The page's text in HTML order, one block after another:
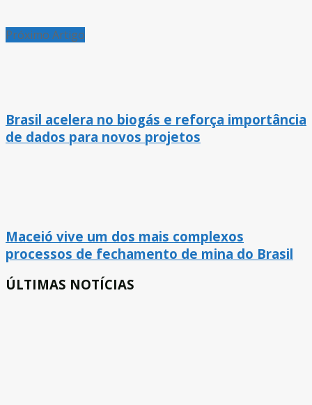
Próximo Artigo
Brasil acelera no biogás e reforça importância
de dados para novos projetos
Maceió vive um dos mais complexos
processos de fechamento de mina do Brasil
ÚLTIMAS NOTÍCIAS